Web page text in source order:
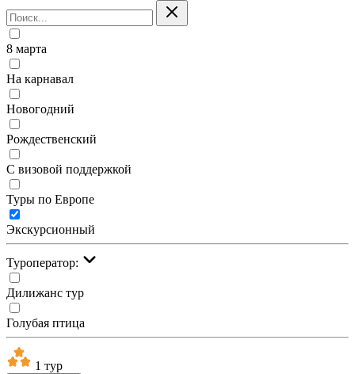
8 марта
На карнавал
Новогодний
Рождественский
С визовой поддержкой
Туры по Европе
Экскурсионный
Туроператор:
Дилижанс тур
Голубая птица
1 тур